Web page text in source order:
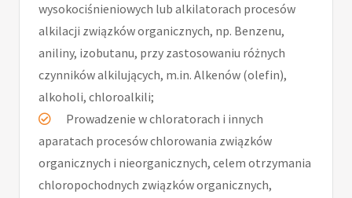
wysokociśnieniowych lub alkilatorach procesów
alkilacji związków organicznych, np. Benzenu,
aniliny, izobutanu, przy zastosowaniu różnych
czynników alkilujących, m.in. Alkenów (olefin),
alkoholi, chloroalkili;
Prowadzenie w chloratorach i innych
aparatach procesów chlorowania związków
organicznych i nieorganicznych, celem otrzymania
chloropochodnych związków organicznych,